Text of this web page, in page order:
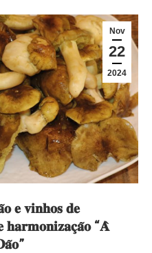
Nov
22
2024
𝐞 𝐯𝐢𝐧𝐡𝐨𝐬 𝐝𝐞
𝐡𝐚𝐫𝐦𝐨𝐧𝐢𝐳𝐚𝐜̧𝐚̃𝐨 “𝐀̀